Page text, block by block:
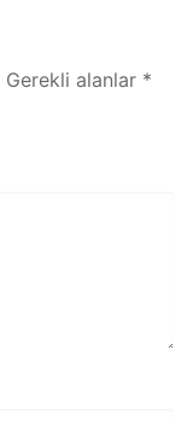
Gerekli alanlar *